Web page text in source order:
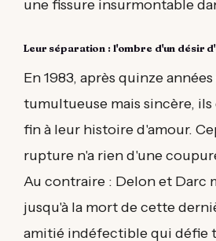
une fissure insurmontable
Leur séparation : l'ombre d'un désir
En 1983, après quinze
tumultueuse mais sincère,
fin à leur histoire d'amour.
rupture n'a rien d'une
Au contraire : Delon et Darc
jusqu'à la mort de cette
amitié indéfectible qui défie